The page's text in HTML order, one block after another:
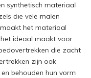
synthetisch materiaal
die vele malen
het materiaal
ideaal maakt voor
die zacht
zijn ook
behouden hun vorm